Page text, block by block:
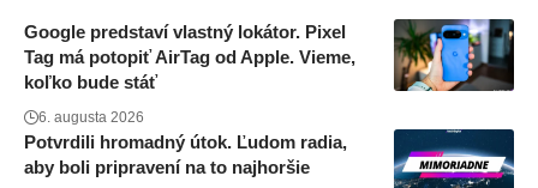
Google predstaví vlastný lokátor. Pixel
Tag má potopiť AirTag od Apple. Vieme,
koľko bude stáť
6. augusta 2026
Potvrdili hromadný útok. Ľudom radia,
aby boli pripravení na to najhoršie